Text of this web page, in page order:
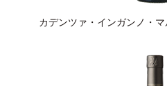
カデンツァ・インガンノ・